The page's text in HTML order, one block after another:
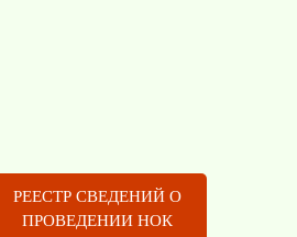
РЕЕСТР СВЕДЕНИЙ О
ПРОВЕДЕНИИ НОК